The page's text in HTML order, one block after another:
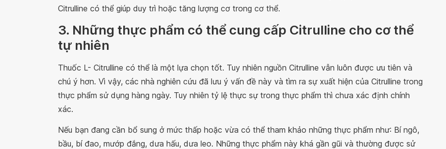
Citrulline có thể giúp duy trì hoặc tăng lượng cơ trong cơ thể.
3. Những thực phẩm có thể cung cấp Citrulline cho cơ thể
tự nhiên
Thuốc L- Citrulline có thể là một lựa chọn tốt. Tuy nhiên nguồn Citrulline vẫn luôn được ưu tiên và
chú ý hơn. Vì vậy, các nhà nghiên cứu đã lưu ý vấn đề này và tìm ra sự xuất hiện của Citrulline trong
thực phẩm sử dụng hàng ngày. Tuy nhiên tỷ lệ thực sự trong thực phẩm thì chưa xác định chính
xác.
Nếu bạn đang cần bổ sung ở mức thấp hoặc vừa có thể tham khảo những thực phẩm như: Bí ngô,
bầu, bí đao, mướp đắng, dưa hấu, dưa leo. Những thực phẩm này khá gần gũi và thường được sử